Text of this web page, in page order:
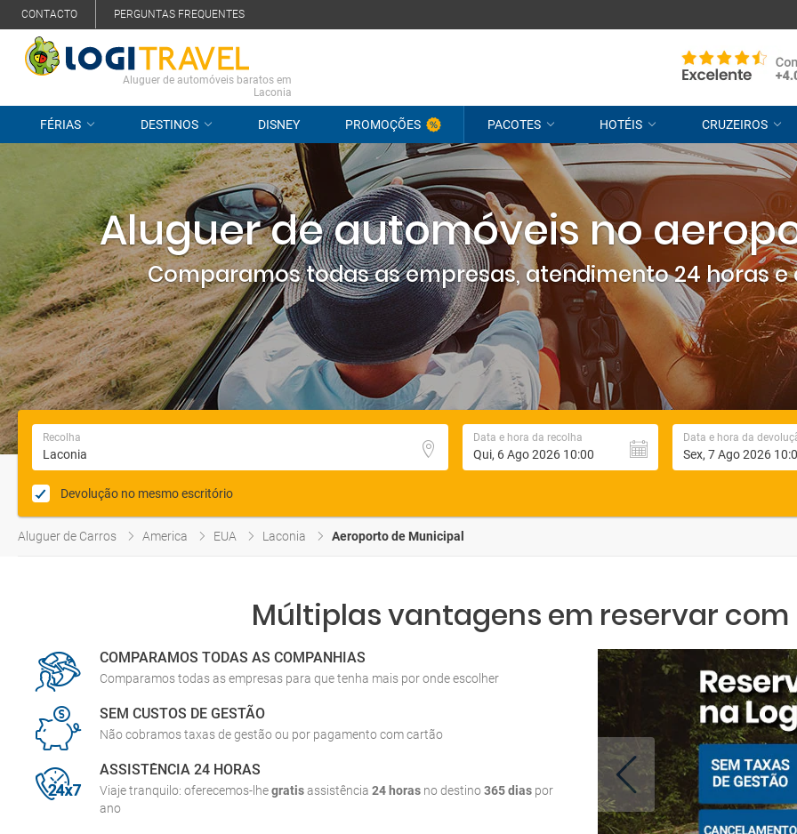
CONTACTO PERGUNTAS FREQUENTES
Aluguer de automóveis baratos em
Laconia
FÉRIAS DESTINOS DISNEY PROMOÇÕES PACOTES HOTÉIS CRUZEIROS
Aluguer de automóveis no
Comparamos todas as empresas, atendimento 24 horas
Recolha Data e hora da recolha Data e hora da
Devolução no mesmo escritório
Aluguer de Carros America EUA Laconia Aeroporto de Municipal
Múltiplas vantagens em reservar
COMPARAMOS TODAS AS COMPANHIAS
Comparamos todas as empresas para que tenha mais por onde escolher
SEM CUSTOS DE GESTÃO
Não cobramos taxas de gestão ou por pagamento com cartão
ASSISTÊNCIA 24 HORAS
Viaje tranquilo: oferecemos-lhegratisassistência 24 horas no destino365 dias por
ano